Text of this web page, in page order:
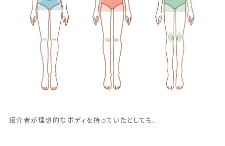
紹介者が理想的なボディを持っていたとしても、